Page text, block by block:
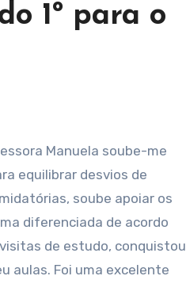
1º para o
equilibrar desvios de
soube apoiar os
diferenciada de acordo
de estudo, conquistou
aulas. Foi uma excelente